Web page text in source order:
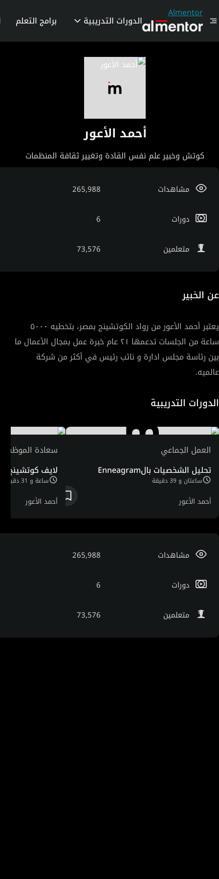
Almentor
الدورات التدريبية برامج التعلم
أحمد الأعور
كوتش وخبير علم نفس القادة وتغيير ثقافة المنظمات
مشاهدات 265,988
دورات 6
متعلمين 73,576
عن الخبير
يعتبر أحمد الأعور من رواد الكوتشينج بمصر، بتخطيه ٥٠٠٠
ساعة من الجلسات تدعمها ٢١ عام خبرة عمل بمجال الأعمال ما
عالميه.
الدورات التدريبية
العمل الجماعي
تحليل الشخصيات بالEnneagram
ساعتان و 39 دقيقة
أحمد الأعور
سعادة
لايف كوتشينج
ساعة و 31 دقيقة
أحمد الأعور
مشاهدات 265,988
دورات 6
متعلمين 73,576